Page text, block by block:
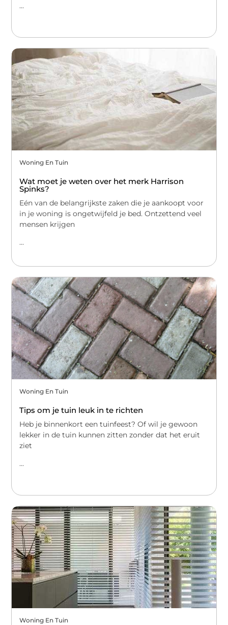
...
Woning En Tuin
Wat moet je weten over het merk Harrison
Spinks?
Eén van de belangrijkste zaken die je aankoopt voor
in je woning is ongetwijfeld je bed. Ontzettend veel
mensen krijgen
...
Woning En Tuin
Tips om je tuin leuk in te richten
Heb je binnenkort een tuinfeest? Of wil je gewoon
lekker in de tuin kunnen zitten zonder dat het eruit
ziet
...
Woning En Tuin